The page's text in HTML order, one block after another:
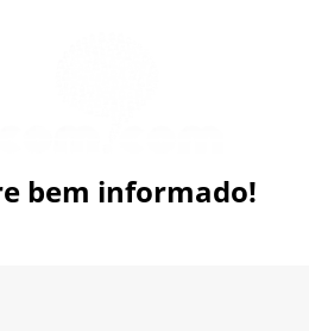
bem informado!